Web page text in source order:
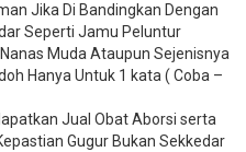
Jika Di Bandingkan Dengan
Seperti Jamu Peluntur
Muda Ataupun Sejenisnya
Hanya Untuk 1 kata ( Coba –
Jual Obat Aborsi serta
Gugur Bukan Sekkedar